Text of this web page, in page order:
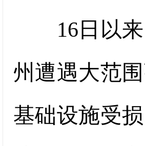
16日以来
州遭遇大范
基础设施受